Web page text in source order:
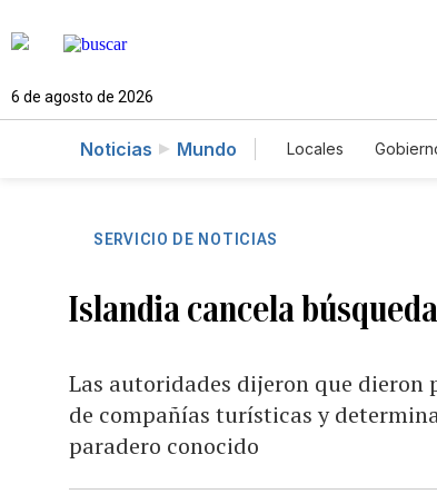
6 de agosto de 2026
Noticias Mundo Locales
SERVICIO DE NOTICIAS
Islandia cancela
Las autoridades dijeron que dieron
de compañías turísticas y
paradero conocido